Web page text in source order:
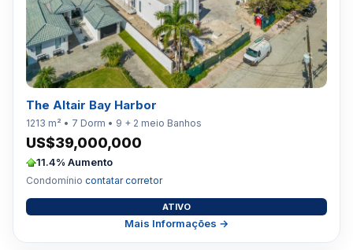
The Altair Bay Harbor
1213 m² • 7 Dorm • 9 + 2 meio Banhos
US$39,000,000
11.4% Aumento
Condomínio contatar corretor
ATIVO
Mais Informações →